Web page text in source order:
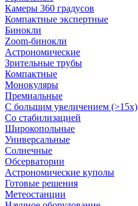
Камеры 360 градусов
Компактные экспертные
Бинокли
Zoom-бинокли
Астрономические
Зрительные трубы
Компактные
Монокуляры
Премиальные
С большим увеличением (>15x)
Со стабилизацией
Широкопольные
Универсальные
Солнечные
Обсерватории
Астрономические куполы
Готовые решения
Метеостанции